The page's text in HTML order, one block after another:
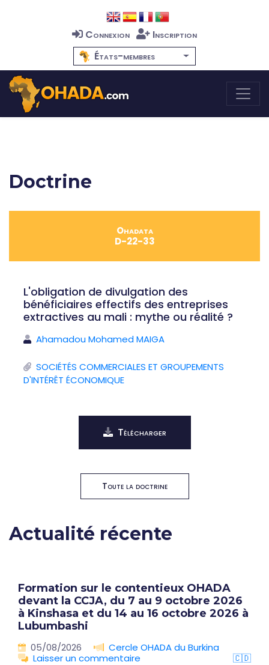
Connexion
Inscription
États-membres
Doctrine
Ohadata
D-22-33
L'obligation de divulgation des
bénéficiaires effectifs des entreprises
extractives au mali : mythe ou réalité ?
Ahamadou Mohamed MAIGA
SOCIÉTÉS COMMERCIALES ET GROUPEMENTS
D'INTÉRÊT ÉCONOMIQUE
Télécharger
Toute la doctrine
Actualité récente
Formation sur le contentieux OHADA
devant la CCJA, du 7 au 9 octobre 2026
à Kinshasa et du 14 au 16 octobre 2026 à
Lubumbashi
05/08/2026
Cercle OHADA du Burkina
Laisser un commentaire
🇨🇩